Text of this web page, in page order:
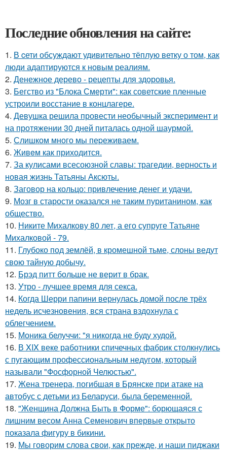
Последние обновления на сайте:
1. В cети обсуждают удивительно тёплую ветку о том, как
люди адаптируются к новым реалиям.
2. Денежное дерево - рецепты для здоровья.
3. Бегство из "Блока Смерти": как советские пленные
устроили восстание в концлагере.
4. Девушка решила провести необычный эксперимент и
на протяжении 30 дней питалась одной шаурмой.
5. Слишком много мы пеpеживаем.
6. Живeм как приходится.
7. За кулисами всесоюзной славы: трагедии, верность и
новая жизнь Татьяны Аксюты.
8. Заговор на кольцо: привлечение денег и удачи.
9. Мозг в старости оказался не таким пуританином, как
общество.
10. Никите Михалкову 80 лет, а его супруге Татьяне
Михалковой - 79.
11. Глубоко под землёй, в кромешной тьме, слоны ведут
свою тайную добычу.
12. Брэд питт больше не верит в брак.
13. Утро - лучшее время для секса.
14. Когда Шерри папини вернулась домой после трёх
недель исчезновения, вся страна вздохнула с
облегчением.
15. Моника белуччи: "я никогда не буду худой.
16. В XIX веке работники спичечных фабрик столкнулись
с пугающим профессиональным недугом, который
называли "Фосфорной Челюстью".
17. Жена тренера, погибшая в Брянске при атаке на
автобус с детьми из Беларуси, была беременной.
18. "Женщина Должна Быть в Форме": борющаяся с
лишним весом Анна Семенович впервые открыто
показала фигуру в бикини.
19. Мы говорим слова свои, как прежде, и наши пиджаки